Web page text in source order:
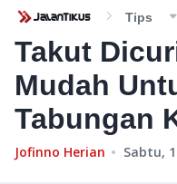
Tips
Takut
Mudah
Tabungan
Jofinno Herian Sabtu,